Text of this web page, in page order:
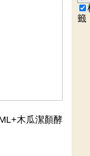
木瓜潔顏酵
籤